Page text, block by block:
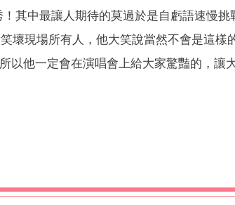
其中最讓人期待的莫過於是自虧語速慢挑
壞現場所有人，他大笑說當然不會是這樣
以他一定會在演唱會上給大家驚豔的，讓